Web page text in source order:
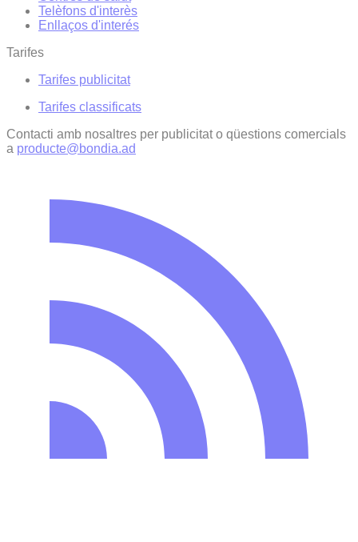
Telèfons d'interès
Enllaços d'interés
Tarifes
Tarifes publicitat
Tarifes classificats
Contacti amb nosaltres per publicitat o qüestions comercials
a producte@bondia.ad